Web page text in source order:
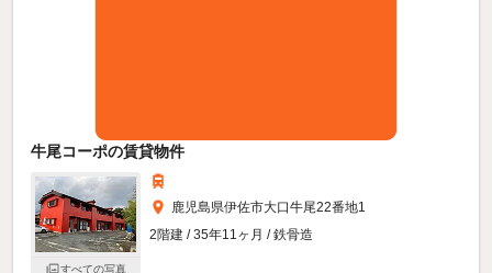
牛尾コーポの賃貸物件
すべての写真
鹿児島県伊佐市大口牛尾22番地1
2階建 / 35年11ヶ月 / 鉄骨造